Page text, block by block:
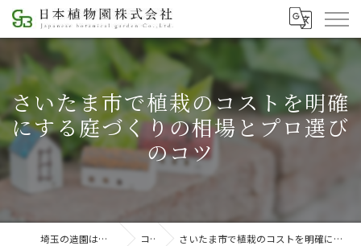
さいたま市で植栽のコストを明確
にする庭づくりの相場とプロ選び
のコツ
埼玉の造園は日本植物園株式会社 コラム さいたま市で植栽のコストを明確にする庭づくりの相場とプロ選びのコツ